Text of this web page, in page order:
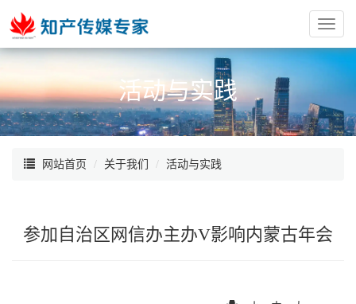
红
枫
活动与实践
网站首页 关于我们 活动与实践
参加自治区网信办主办V影响内蒙古年会